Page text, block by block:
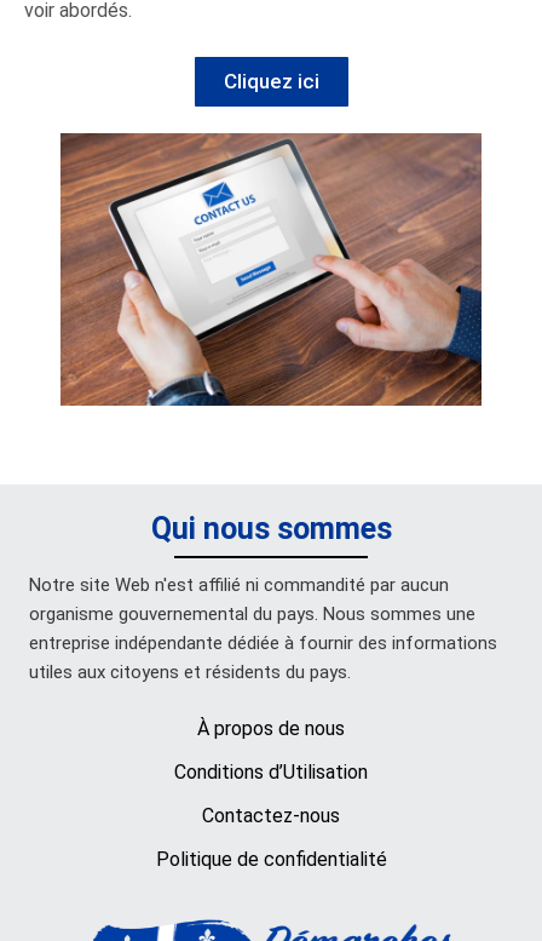
voir abordés.
Cliquez ici
Qui nous sommes
Notre site Web n'est affilié ni commandité par aucun
organisme gouvernemental du pays. Nous sommes une
entreprise indépendante dédiée à fournir des informations
utiles aux citoyens et résidents du pays.
À propos de nous
Conditions d’Utilisation
Contactez-nous
Politique de confidentialité